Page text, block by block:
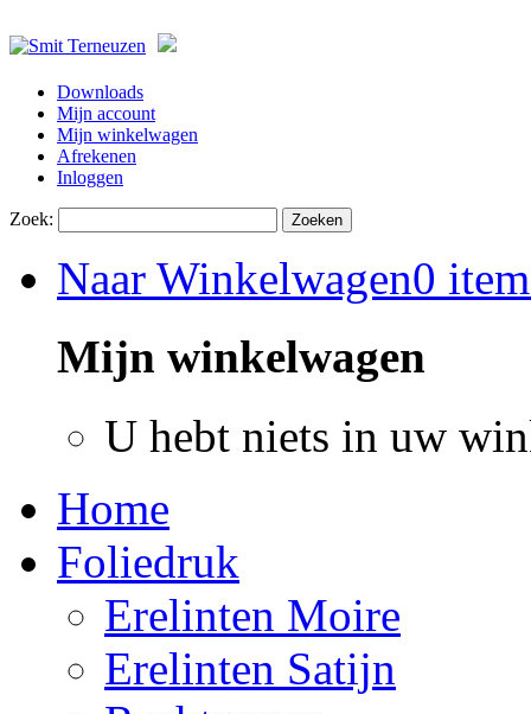
Downloads
Mijn account
Mijn winkelwagen
Afrekenen
Inloggen
Zoek: Zoeken
Naar Winkelwagen0
Mijn winkelwagen
U hebt niets in uw
Home
Foliedruk
Erelinten Moire
Erelinten Satijn